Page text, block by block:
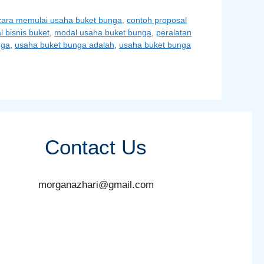
memulai usaha buket bunga ,contoh proposal
bisnis buket modal usaha buket bunga
peralatan
usaha buket bunga adalah
usaha buket bunga
Contact Us
morganazhari@gmail.com